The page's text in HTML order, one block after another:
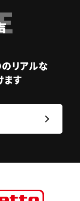
リアルな
ます